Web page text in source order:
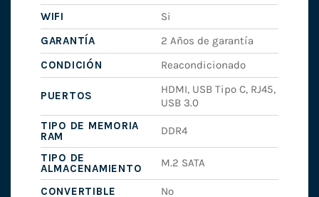
WIFI
Si
GARANTÍA
2 Años de garantía
CONDICIÓN
Reacondicionado
PUERTOS
HDMI, USB Tipo C, RJ45,
USB 3.0
TIPO DE MEMORIA
RAM
DDR4
TIPO DE
ALMACENAMIENTO
M.2 SATA
CONVERTIBLE
No